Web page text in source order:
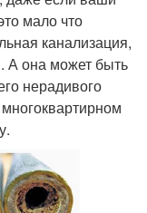
мало что
канализация,
А она может быть
нерадивого